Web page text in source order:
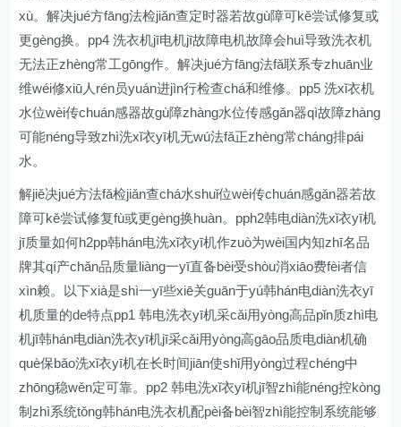
xù。解决jué方fāng法检jiǎn查定时器若故gù障可kě尝试修复或
更gèng换。pp4 洗衣机jī电机jī故障电机故障会huì导致洗衣机
无法正zhèng常工gōng作。解决jué方fāng法fǎ联系专zhuān业
维wéi修xiū人rén员yuán进jìn行检查chá和维修。pp5 洗xǐ衣机
水位wèi传chuán感器故gù障zhàng水位传感gǎn器qì故障zhàng
可能néng导致zhì洗xǐ衣yī机无wú法fǎ正zhèng常cháng排pái
水。
解jiě决jué方法fǎ检jiǎn查chá水shuǐ位wèi传chuán感gǎn器若故
障可kě尝试修复fù或更gèng换huàn。pph2韩电diàn洗xǐ衣yī机
jī质量如何h2pp韩hán电洗xǐ衣yī机作zuò为wèi国内知zhī名品
牌其qí产chǎn品质量liàng一yī直备bèi受shòu消xiāo费fèi者信
xìn赖。以下xià是shì一yī些xiē关guān于yú韩hán电diàn洗衣yī
机质量的de特点pp1 韩电洗衣yī机采cǎi用yòng高品pǐn质zhì电
机jī韩hán电diàn洗衣yī机jī采cǎi用yòng高gāo品质电diàn机确
què保bǎo洗xǐ衣yī机在长时间jiān使shǐ用yòng过程chéng中
zhōng稳wěn定可靠。pp2 韩电洗xǐ衣yī机jī智zhì能néng控kòng
制zhì系统tǒng韩hán电洗衣机配pèi备bèi智zhì能控制系统能够